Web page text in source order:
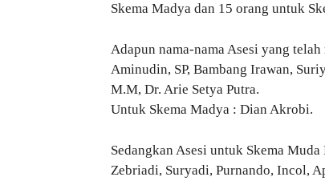
Skema Madya dan 15 orang untuk
Adapun nama-nama Asesi yang
Aminudin, SP, Bambang Irawan,
M.M, Dr. Arie Setya Putra.
Untuk Skema Madya : Dian Akrobi.
Sedangkan Asesi untuk Skema
Zebriadi, Suryadi, Purnando, Incol,